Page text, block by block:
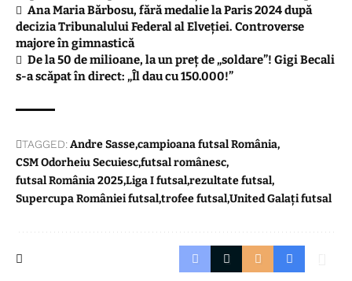
Ana Maria Bărbosu, fără medalie la Paris 2024 după
decizia Tribunalului Federal al Elveției. Controverse
majore în gimnastică
De la 50 de milioane, la un preț de „soldare”! Gigi Becali
s-a scăpat în direct: „Îl dau cu 150.000!”
TAGGED:Andre Sassecampioana futsal România
CSM Odorheiu Secuiescfutsal românesc
futsal România 2025Liga I futsalrezultate futsal
Supercupa României futsaltrofee futsalUnited Galați futsal